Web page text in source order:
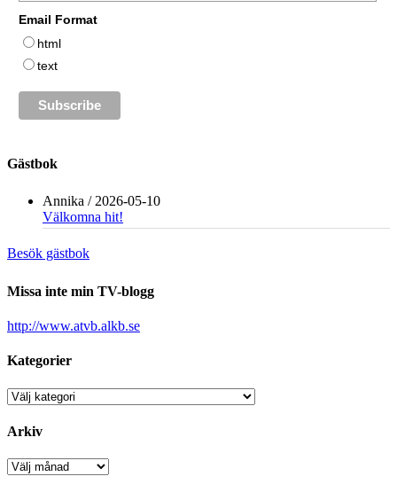
Email Format
html
text
Gästbok
Annika /2026-05-10
Välkomna hit!
Besök gästbok
Missa inte min TV-blogg
http://www.atvb.alkb.se
Kategorier
Kategorier
Arkiv
Arkiv